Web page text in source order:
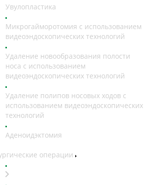
Увулопластика
Микрогайморотомия с использованием
видеоэндоскопических технологий
Удаление новообразования полости
носа с использованием
видеоэндоскопических технологий
Удаление полипов носовых ходов с
использованием видеоэндоскопических
технологий
Аденоидэктомия
операции